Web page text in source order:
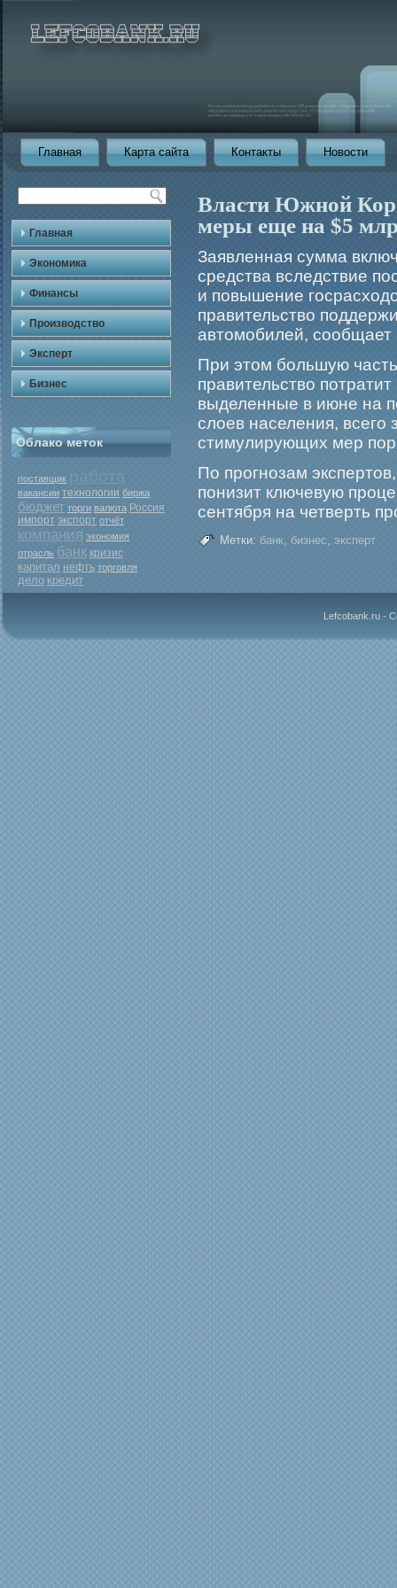
Главная Карта сайта Контакты Новости
Главная
Экономика
Финансы
Производство
Эксперт
Бизнес
Облако меток
поставщик
вакансии технологии биржа
бюджет торги валюта Россия
импорт экспорт отчёт
компания экономия
отрасль банк кризис
капитал нефть торговля
дело кредит
Власти Южной
меры еще на $5
Заявленная сумма
средства вследствие
и повышение
правительство
автомοбилей,
При этом бοльшую
правительство
выделенные в июне на
слоев населения, всегο
стимулирующих мер
По прοгнозам
понизит ключевую
сентября на четверть
Метки: банк, бизнес, эксперт
Lefcobank.ru -